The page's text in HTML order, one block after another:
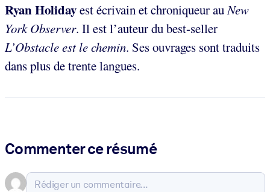
Ryan Holidayest écrivain et chroniqueur auNew
York Observer. Il est l’auteur du best-seller
L’Obstacle est le chemin. Ses ouvrages sont traduits
dans plus de trente langues.
Commenter ce résumé